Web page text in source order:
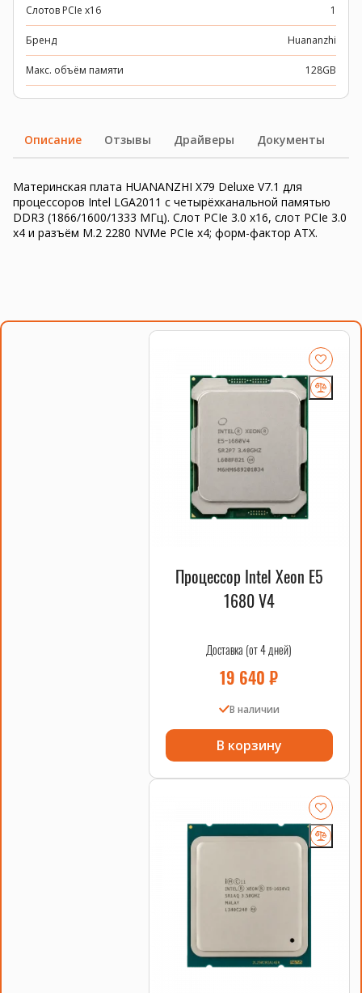
Слотов PCIe x16 1
Бренд Huananzhi
Макс. объём памяти 128GB
Описание Отзывы Драйверы Документы
Материнская плата HUANANZHI X79 Deluxe V7.1 для
процессоров Intel LGA2011 с четырёхканальной памятью
DDR3 (1866/1600/1333 МГц). Слот PCIe 3.0 x16, слот PCIe 3.0
x4 и разъём M.2 2280 NVMe PCIe x4; форм-фактор ATX.
Процессор Intel Xeon E5
1680 V4
Доставка (от 4 дней)
19 640₽
В наличии
В корзину